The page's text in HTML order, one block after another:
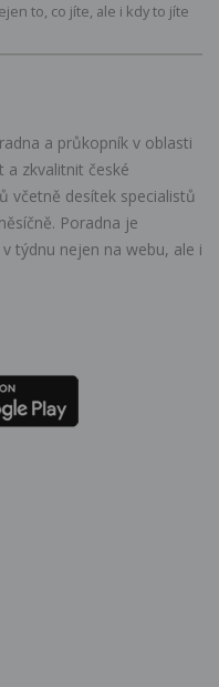
to, co jíte, ale i kdy to jíte
a průkopník v oblasti
a zkvalitnit české
včetně desítek specialistů
Poradna je
týdnu nejen na webu, ale i